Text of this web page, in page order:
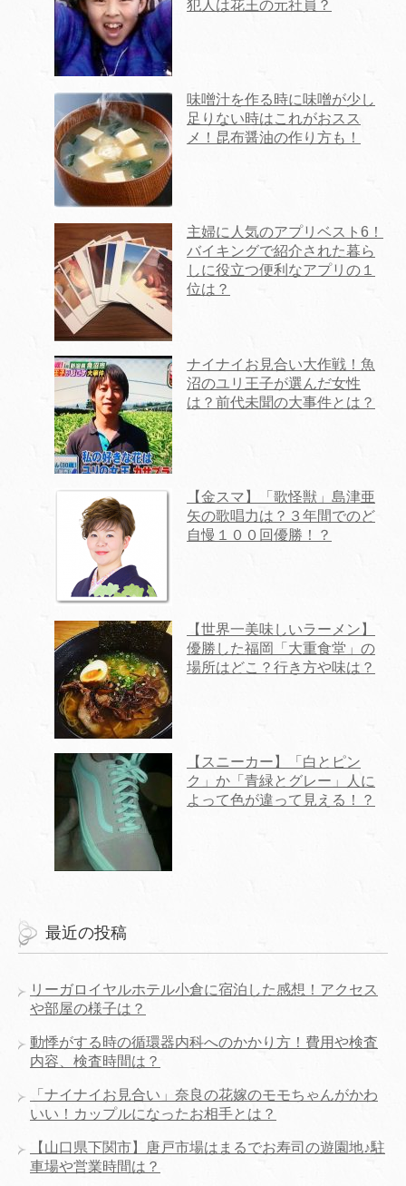
犯人は花王の元社員？
味噌汁を作る時に味噌が少し
足りない時はこれがおスス
メ！昆布醤油の作り方も！
主婦に人気のアプリベスト6！
バイキングで紹介された暮ら
しに役立つ便利なアプリの１
位は？
ナイナイお見合い大作戦！魚
沼のユリ王子が選んだ女性
は？前代未聞の大事件とは？
【金スマ】「歌怪獣」島津亜
矢の歌唱力は？３年間でのど
自慢１００回優勝！？
【世界一美味しいラーメン】
優勝した福岡「大重食堂」の
場所はどこ？行き方や味は？
【スニーカー】「白とピン
ク」か「青緑とグレー」人に
よって色が違って見える！？
最近の投稿
リーガロイヤルホテル小倉に宿泊した感想！アクセス
や部屋の様子は？
動悸がする時の循環器内科へのかかり方！費用や検査
内容、検査時間は？
「ナイナイお見合い」奈良の花嫁のモモちゃんがかわ
いい！カップルになったお相手とは？
【山口県下関市】唐戸市場はまるでお寿司の遊園地♪駐
車場や営業時間は？